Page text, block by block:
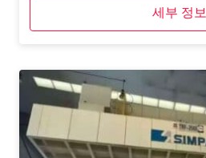
세부 정보